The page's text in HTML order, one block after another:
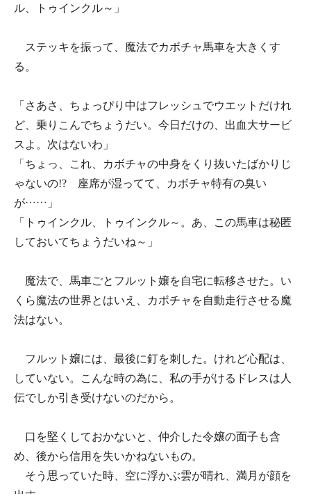
ル、トゥインクル～」
ステッキを振って、魔法でカボチャ馬車を大きくす
る。
「さあさ、ちょっぴり中はフレッシュでウエットだけれ
ど、乗りこんでちょうだい。今日だけの、出血大サービ
スよ。次はないわ」
「ちょっ、これ、カボチャの中身をくり抜いたばかりじ
ゃないの!? 座席が湿ってて、カボチャ特有の臭い
が……」
「トゥインクル、トゥインクル～。あ、この馬車は秘匿
しておいてちょうだいね～」
魔法で、馬車ごとフルット嬢を自宅に転移させた。い
くら魔法の世界とはいえ、カボチャを自動走行させる魔
法はない。
フルット嬢には、最後に釘を刺した。けれど心配は、
していない。こんな時の為に、私の手がけるドレスは人
伝でしか引き受けないのだから。
口を堅くしておかないと、仲介した令嬢の面子も含
め、後から信用を失いかねないもの。
そう思っていた時、空に浮かぶ雲が晴れ、満月が顔を